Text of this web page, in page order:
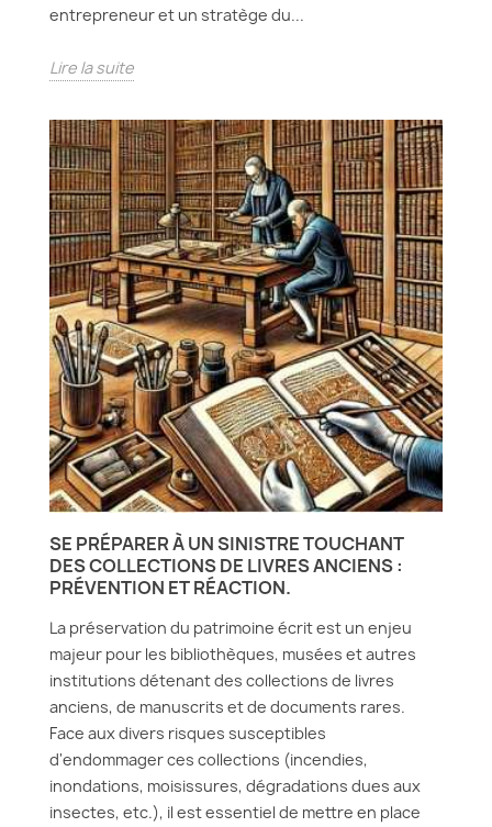
entrepreneur et un stratège du...
Lire la suite
SE PRÉPARER À UN SINISTRE TOUCHANT
DES COLLECTIONS DE LIVRES ANCIENS :
PRÉVENTION ET RÉACTION.
La préservation du patrimoine écrit est un enjeu
majeur pour les bibliothèques, musées et autres
institutions détenant des collections de livres
anciens, de manuscrits et de documents rares.
Face aux divers risques susceptibles
d'endommager ces collections (incendies,
inondations, moisissures, dégradations dues aux
insectes, etc.), il est essentiel de mettre en place